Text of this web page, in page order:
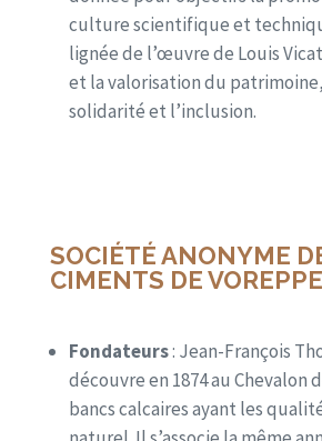
culture scientifique et
lignée de l’œuvre de Louis
et la valorisation du
solidarité et l’inclusion.
SOCIÉTÉ ANONYME
CIMENTS DE VOREPPE
Fondateurs: Jean-François
découvre en 1874 au Chevalon
bancs calcaires ayant les